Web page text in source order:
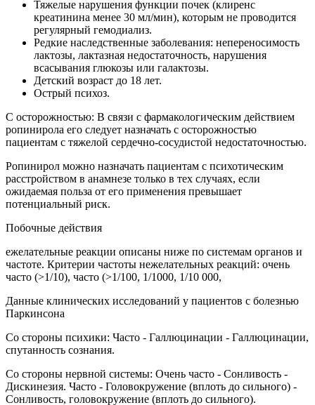
Тяжелые нарушения функции почек (клиренс
креатинина менее 30 мл/мин), которым не проводится
регулярный гемодиализ.
Редкие наследственные заболевания: непереносимость
лактозы, лактазная недостаточность, нарушения
всасывания глюкозы или галактозы.
Детский возраст до 18 лет.
Острый психоз.
С осторожностью: В связи с фармакологическим действием
ропинирола его следует назначать с осторожностью
пациентам с тяжелой сердечно-сосудистой недостаточностью.
Ропинирол можно назначать пациентам с психотическим
расстройством в анамнезе только в тех случаях, если
ожидаемая польза от его применения превышает
потенциальный риск.
Побочные действия
ежелательные реакции описаны ниже по системам органов и
частоте. Критерии частоты нежелательных реакций: очень
часто (>1/10), часто (>1/100, 1/1000, 1/10 000,
Данные клинических исследований у пациентов с болезнью
Паркинсона
Со стороны психики: Часто - Галлюцинации - Галлюцинации,
спутанность сознания.
Со стороны нервной системы: Очень часто - Сонливость -
Дискинезия. Часто - Головокружение (вплоть до сильного) -
Сонливость, головокружение (вплоть до сильного).